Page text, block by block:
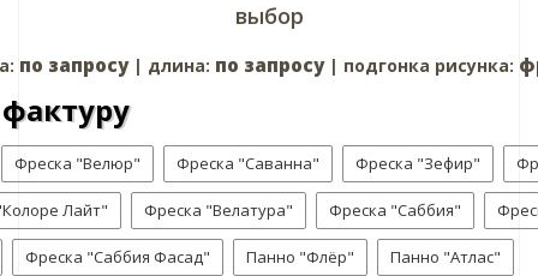
выбор
по запросу| длина: по запросу| подгонка рисунка:
Фреска "Велюр" Фреска "Саванна" Фреска "Зефир"
Лайт" Фреска "Велатура" Фреска "Саббия"
Фреска "Саббия Фасад" Панно "Флёр" Панно "Атлас"